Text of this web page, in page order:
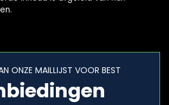
ONZE MAILLIJST VOOR BEST